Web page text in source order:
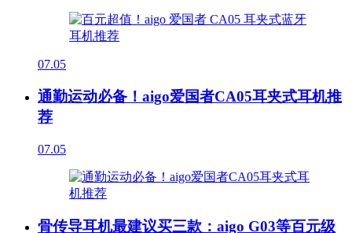
07.05
通勤运动必备！aigo爱国者CA05耳夹式耳机推
荐
07.05
骨传导耳机最建议买三款：aigo G03等百元级